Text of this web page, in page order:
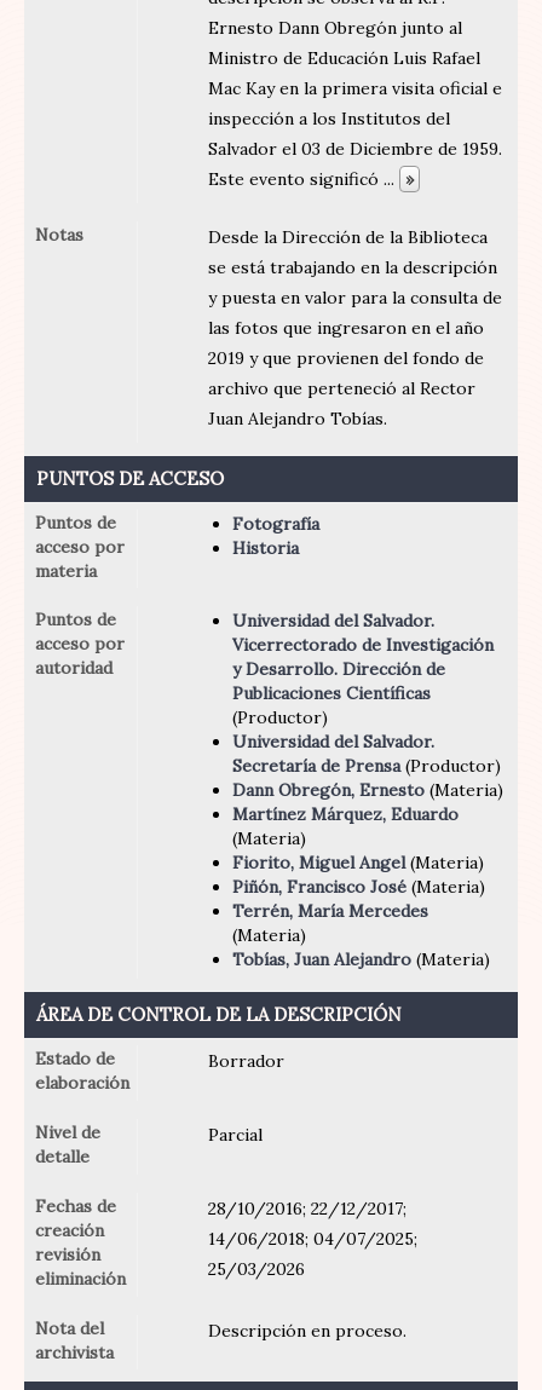
Ernesto Dann Obregón junto al
Ministro de Educación Luis Rafael
Mac Kay en la primera visita oficial e
inspección a los Institutos del
Salvador el 03 de Diciembre de 1959.
Este evento significó... »
Notas
Desde la Dirección de la Biblioteca
se está trabajando en la descripción
y puesta en valor para la consulta de
las fotos que ingresaron en el año
2019 y que provienen del fondo de
archivo que perteneció al Rector
Juan Alejandro Tobías.
PUNTOS DE ACCESO
Puntos de
acceso por
materia
Fotografía
Historia
Puntos de
acceso por
autoridad
Universidad del Salvador.
Vicerrectorado de Investigación
y Desarrollo. Dirección de
Publicaciones Científicas
(Productor)
Universidad del Salvador.
Secretaría de Prensa (Productor)
Dann Obregón, Ernesto (Materia)
Martínez Márquez, Eduardo
(Materia)
Fiorito, Miguel Angel(Materia)
Piñón, Francisco José (Materia)
Terrén, María Mercedes
(Materia)
Tobías, Juan Alejandro (Materia)
ÁREA DE CONTROL DE LA DESCRIPCIÓN
Estado de
elaboración
Borrador
Nivel de
detalle
Parcial
Fechas de
creación
revisión
eliminación
28/10/2016; 22/12/2017;
14/06/2018; 04/07/2025;
25/03/2026
Nota del
archivista
Descripción en proceso.